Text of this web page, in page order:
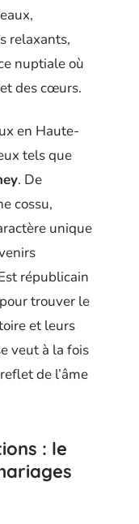
relaxants,
nuptiale où
des cœurs.
en Haute-
tels que
. De
cossu,
unique
républicain
trouver le
et leurs
veut à la fois
de l’âme
: le